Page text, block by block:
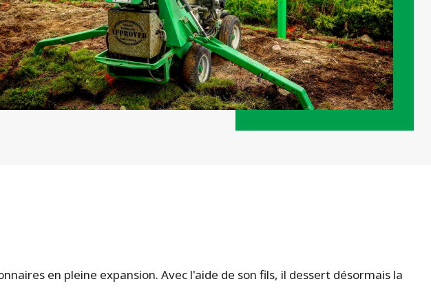
en pleine expansion. Avec l'aide de son fils, il dessert désormais la